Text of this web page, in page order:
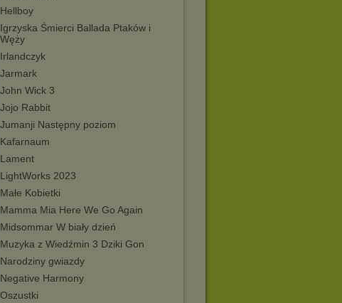
Hellboy
Igrzyska Śmierci Ballada Ptaków i
Węży
Irlandczyk
Jarmark
John Wick 3
Jojo Rabbit
Jumanji Następny poziom
Kafarnaum
Lament
LightWorks 2023
Małe Kobietki
Mamma Mia Here We Go Again
Midsommar W biały dzień
Muzyka z Wiedźmin 3 Dziki Gon
Narodziny gwiazdy
Negative Harmony
Oszustki